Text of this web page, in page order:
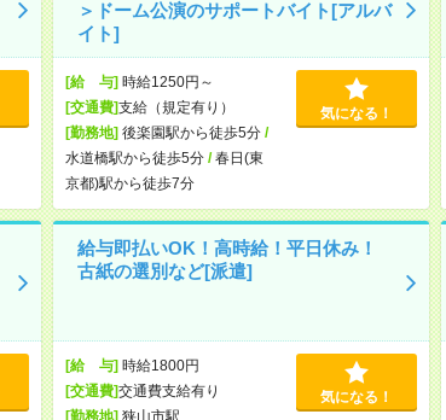
＞ドーム公演のサポートバイト[アルバ
イト]
[給 与]時給1250円～
[交通費]支給（規定有り）
[勤務地]後楽園駅から徒歩5分/
水道橋駅から徒歩5分/春日(東
京都)駅から徒歩7分
気になる！
給与即払いOK！高時給！平日休み！
古紙の選別など[派遣]
[給 与]時給1800円
[交通費]交通費支給有り
[勤務地]狭山市駅
気になる！